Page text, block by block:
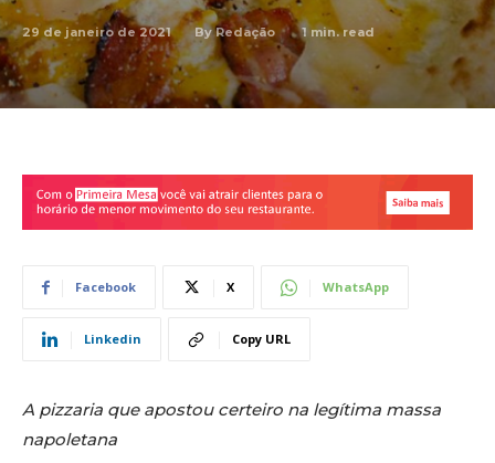
29 de janeiro de 2021 By Redação 1 min. read
Facebook X WhatsApp
Linkedin Copy URL
A pizzaria que apostou certeiro na legítima massa
napoletana